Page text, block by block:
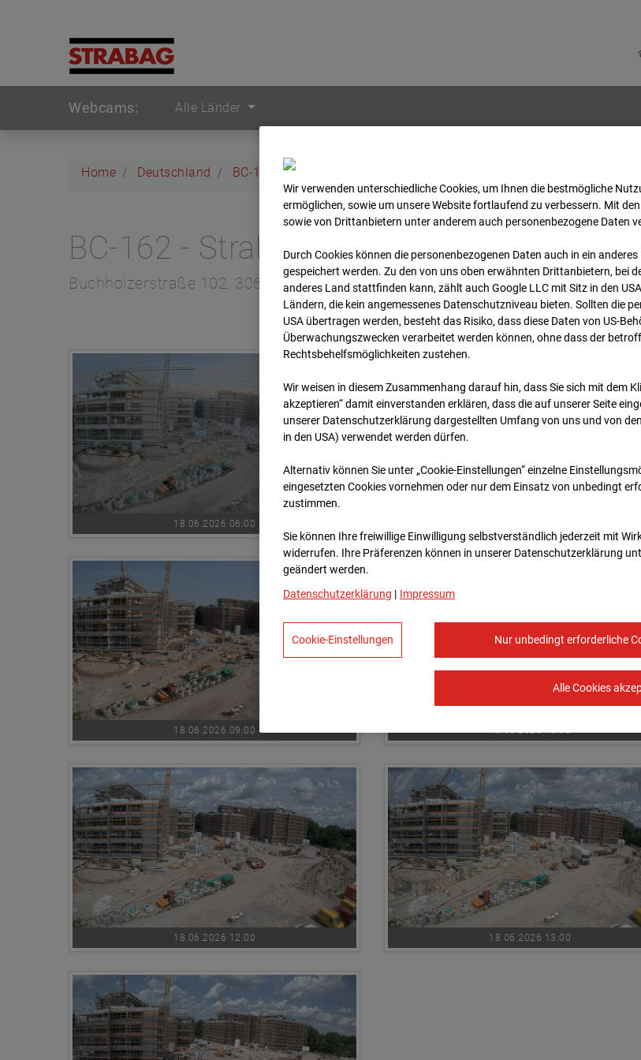
Webcams: Alle Länder
Home Deutschland BC-162 - Strabag - BV-H3ö
BC-162 - Strabag - BV-H3ö
Buchholzerstraße 102, 30655 Hannover
Zur Übersicht
18.06.2026 06:00
18.06.2026 09:00 18.06.2026 10:00
18.06.2026 12:00 18.06.2026 13:00
Wir verwenden unterschiedliche Cookies, um Ihnen die best­mögliche
ermöglichen, sowie um unsere Website fortlaufend zu verbessern. Mit
sowie von Drittanbietern unter anderem auch personenbezogene Daten
Durch Cookies können die personenbezogenen Daten auch in ein
gespeichert werden. Zu den von uns oben erwähnten Drittanbietern, bei
anderes Land stattfinden kann, zählt auch Google LLC mit Sitz in den
Ländern, die kein angemessenes Datenschutzniveau bieten. Sollten die
USA übertragen werden, besteht das Risiko, dass diese Daten von US-
Überwachungszwecken verarbeitet werden können, ohne dass der
Rechtsbehelfsmöglichkeiten zustehen.
Wir weisen in diesem Zusammenhang darauf hin, dass Sie sich mit dem
akzeptieren“ damit ein­ver­standen erklären, dass die auf unserer Seite
unserer Datenschutzerklärung dargestellten Umfang von uns und von
in den USA) verwendet werden dürfen.
Alternativ können Sie unter „Cookie-Einstellungen“ einzelne
eingesetzten Cookies vornehmen oder nur dem Einsatz von unbedingt
zustimmen.
Sie können Ihre freiwillige Einwilligung selbstverständlich jederzeit mit
widerrufen. Ihre Prä­fe­renzen können in unserer Datenschutzerklärung
geändert werden.
Datenschutzerklärung | Impressum
Nur unbedingt erforderliche
Alle Cookies
Cookie-Einstellungen